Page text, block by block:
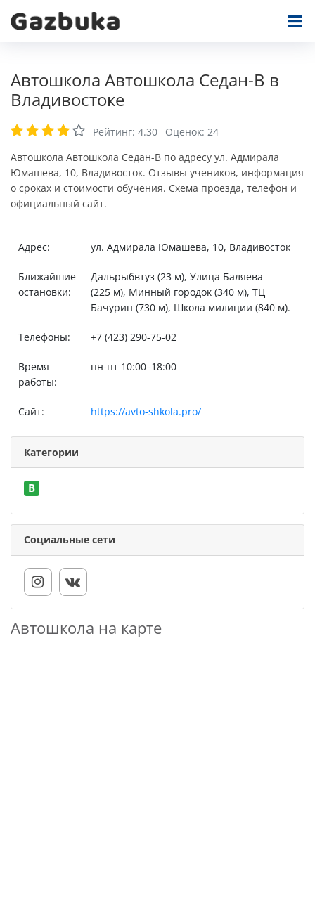
Автошкола Автошкола Седан-В в
Владивостоке
Рейтинг: 4.30 Оценок: 24
Автошкола Автошкола Седан-В по адресу ул. Адмирала
Юмашева, 10, Владивосток. Отзывы учеников, информация
о сроках и стоимости обучения. Схема проезда, телефон и
официальный сайт.
Адрес: ул. Адмирала Юмашева, 10, Владивосток
Ближайшие
остановки:
Дальрыбвтуз (23 м), Улица Баляева
(225 м), Минный городок (340 м), ТЦ
Бачурин (730 м), Школа милиции (840 м).
Телефоны: +7 (423) 290-75-02
Время
работы:
пн-пт 10:00–18:00
Сайт: https://avto-shkola.pro/
Категории
B
Социальные сети
Автошкола на карте